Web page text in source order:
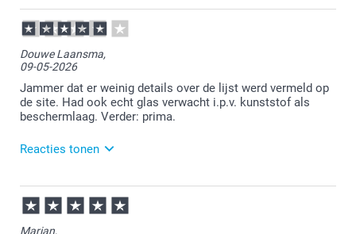
28-07-2026
14:38
Veel plezier van de poster!
Douwe Laansma,
09-05-2026
Jammer dat er weinig details over de lijst werd vermeld op
de site. Had ook echt glas verwacht i.p.v. kunststof als
beschermlaag. Verder: prima.
Reacties tonen
11-05-2026
12:07
Dat is vervelend te lezen.
Marian,